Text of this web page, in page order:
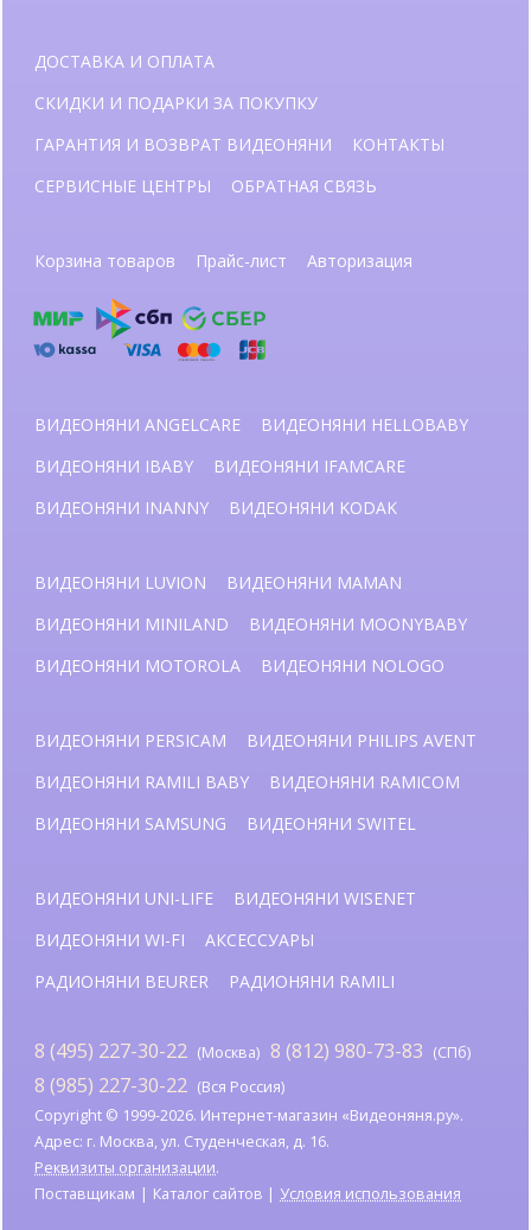
ДОСТАВКА И ОПЛАТА
СКИДКИ И ПОДАРКИ ЗА ПОКУПКУ
ГАРАНТИЯ И ВОЗВРАТ ВИДЕОНЯНИ
КОНТАКТЫ
СЕРВИСНЫЕ ЦЕНТРЫ
ОБРАТНАЯ СВЯЗЬ
Корзина товаров Прайс-лист Авторизация
ВИДЕОНЯНИ ANGELCARE
ВИДЕОНЯНИ HELLOBABY
ВИДЕОНЯНИ IBABY
ВИДЕОНЯНИ IFAMCARE
ВИДЕОНЯНИ INANNY
ВИДЕОНЯНИ KODAK
ВИДЕОНЯНИ LUVION
ВИДЕОНЯНИ MAMAN
ВИДЕОНЯНИ MINILAND
ВИДЕОНЯНИ MOONYBABY
ВИДЕОНЯНИ MOTOROLA
ВИДЕОНЯНИ NOLOGO
ВИДЕОНЯНИ PERSICAM
ВИДЕОНЯНИ PHILIPS AVENT
ВИДЕОНЯНИ RAMILI BABY
ВИДЕОНЯНИ RAMICOM
ВИДЕОНЯНИ SAMSUNG
ВИДЕОНЯНИ SWITEL
ВИДЕОНЯНИ UNI-LIFE
ВИДЕОНЯНИ WISENET
ВИДЕОНЯНИ WI-FI
АКСЕССУАРЫ
РАДИОНЯНИ BEURER
РАДИОНЯНИ RAMILI
8 (495) 227-30-22 (Москва) 8 (812) 980-73-83 (СПб)
8 (985) 227-30-22 (Вся Россия)
Copyright © 1999-2026. Интернет-магазин «Видеоняня.ру».
Адрес: г. Москва, ул. Студенческая, д. 16.
Реквизиты организации.
Поставщикам
Каталог сайтов Условия использования